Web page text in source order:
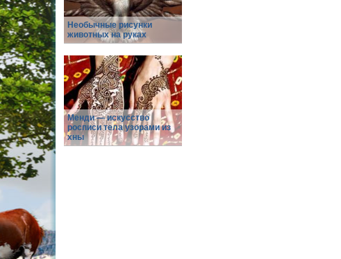
Необычные рисунки
животных на руках
Менди — искусство
росписи тела узорами из
хны